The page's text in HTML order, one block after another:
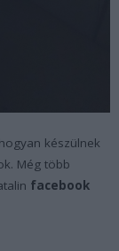
készülnek
Még több
facebook